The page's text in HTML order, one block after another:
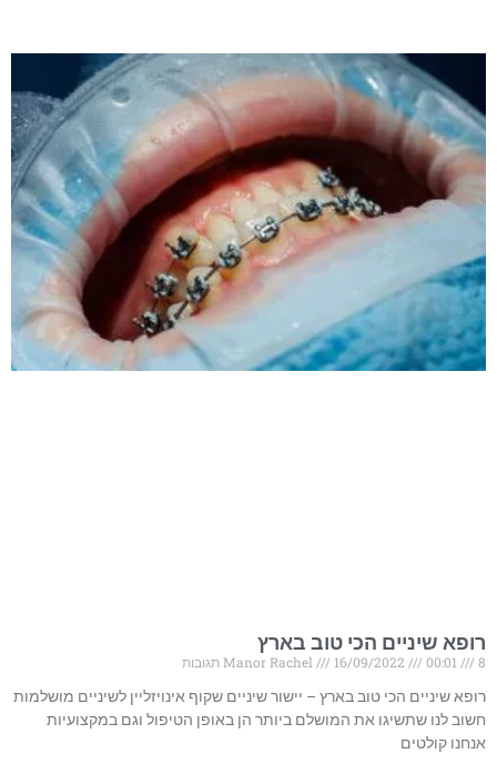
רופא שיניים הכי טוב בארץ
Manor Rachel 16/09/2022 00:01
8 תגובות
רופא שיניים הכי טוב בארץ – יישור שיניים שקוף אינויזליין לשיניים מושלמות
חשוב לנו שתשיגו את המושלם ביותר הן באופן הטיפול וגם במקצועיות
אנחנו קולטים